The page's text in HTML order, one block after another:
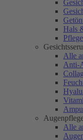
Hals
Alle
Anti-
Alle